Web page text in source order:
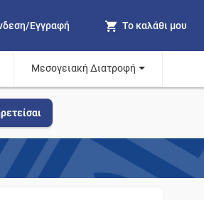
Εγγραφή Το καλάθι μου
Μεσογειακή Διατροφή